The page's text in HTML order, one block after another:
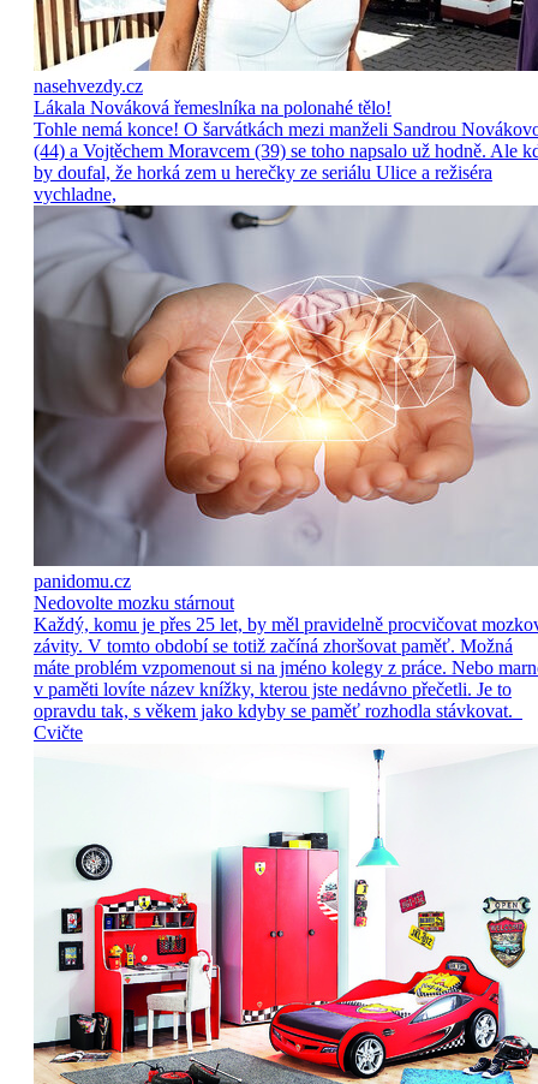
nasehvezdy.cz
Lákala Nováková řemeslníka na polonahé tělo!
Tohle nemá konce! O šarvátkách mezi manželi Sandrou
(44) a Vojtěchem Moravcem (39) se toho napsalo už hodně. Ale
by doufal, že horká zem u herečky ze seriálu Ulice a režiséra
vychladne,
panidomu.cz
Nedovolte mozku stárnout
Každý, komu je přes 25 let, by měl pravidelně procvičovat
závity. V tomto období se totiž začíná zhoršovat paměť. Možná
máte problém vzpomenout si na jméno kolegy z práce. Nebo
v paměti lovíte název knížky, kterou jste nedávno přečetli. Je to
opravdu tak, s věkem jako kdyby se paměť rozhodla stávkovat.
Cvičte